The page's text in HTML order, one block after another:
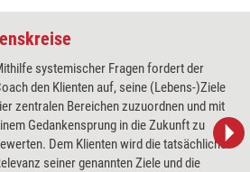
systemischer Fragen fordert der
den Klienten auf, seine (Lebens-)Ziele
zentralen Bereichen zuzuordnen und mit
Gedankensprung in die Zukunft zu
Dem Klienten wird die tatsächliche
seiner genannten Ziele und die